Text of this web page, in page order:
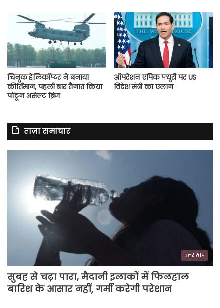
चिनूक हेलिकॉप्टर ने बनाया
कीर्तिमान, पहली बार तैनात किया
पोंटून असेल्ट ब्रिज
ऑपरेशन एपिक फ्यूरी पर US
विदेश मंत्री का एलान
ताज़ा समाचार
उत्तराखंड
सुबह से चढ़ा पारा, मैदानी इलाकों में फिलहाल
बारिश के आसार नहीं, गर्मी करेगी परेशान